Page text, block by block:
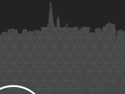
Saïmiri